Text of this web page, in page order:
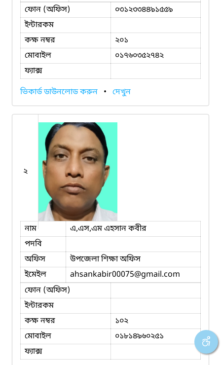
ফোন (অফিস)
০৩১২৩৩৪৪৯১৫৫৯
ইন্টারকম
কক্ষ নম্বর
২০১
মোবাইল
০১৭৬০৩৫২৭৪২
ফ্যাক্স
ভিকার্ড ডাউনলোড করুন • দেখুন
২
নাম
এ,এস,এম এহসান কবীর
পদবি
অফিস
উপজেলা শিক্ষা অফিস
ইমেইল
ahsankabir00075@gmail.com
ফোন (অফিস)
ইন্টারকম
কক্ষ নম্বর
১০২
মোবাইল
০১৮১৪৯৬০২৫১
ফ্যাক্স